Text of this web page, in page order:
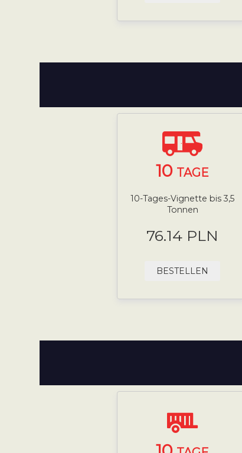
10 TAGE
10-Tages-Vignette bis 3,5
Tonnen
76.14 PLN
BESTELLEN